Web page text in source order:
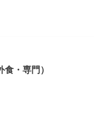
・専門）